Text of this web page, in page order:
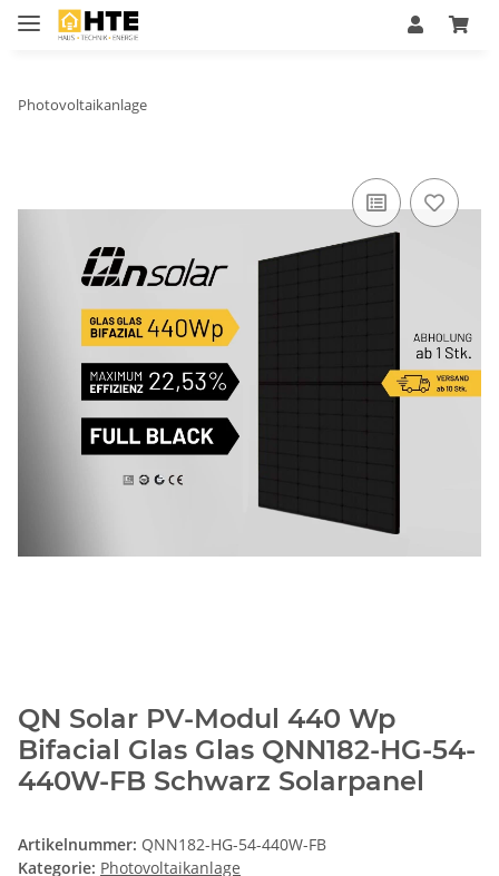
Photovoltaikanlage
QN Solar PV-Modul 440 Wp
Bifacial Glas Glas QNN182-HG-54-
440W-FB Schwarz Solarpanel
Artikelnummer: QNN182-HG-54-440W-FB
Kategorie: Photovoltaikanlage